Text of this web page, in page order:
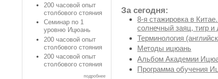
За сегодня:
8-я стажировка в
солнечный заяц, тигр и
Терминология
Методы ицюань
Альбом Академии
Программа обучения
200 часовой опыт
столбового стояния
Семинар по 1
уровню Ицюань
200 часовой опыт
столбового стояния
200 часовой опыт
столбового стояния
подробнее